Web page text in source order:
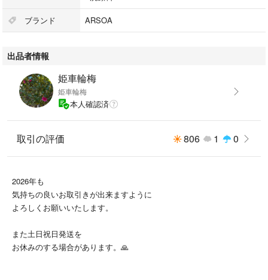
ブランド ARSOA
出品者情報
姫車輪梅
姫車輪梅
本人確認済
取引の評価 806 1 0
2026年も
気持ちの良いお取引きが出来ますように
よろしくお願いいたします。
また土日祝日発送を
お休みのする場合があります。🙏